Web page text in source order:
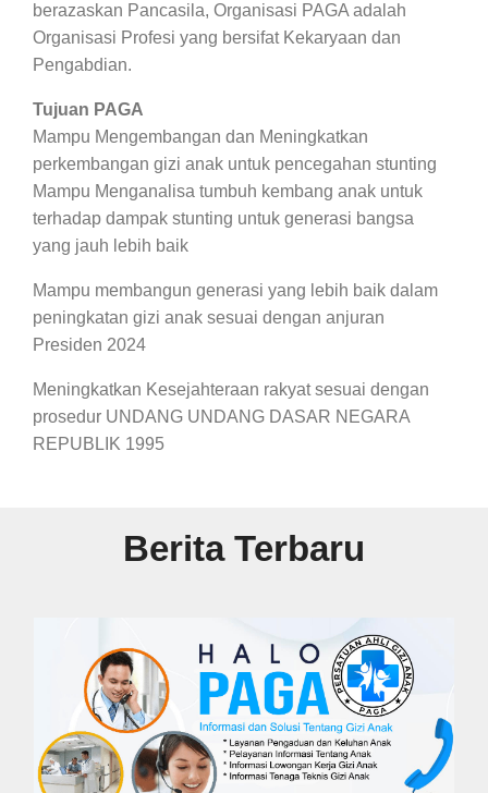
berazaskan Pancasila, Organisasi PAGA adalah
Organisasi Profesi yang bersifat Kekaryaan dan
Pengabdian.
Tujuan PAGA
Mampu Mengembangan dan Meningkatkan
perkembangan gizi anak untuk pencegahan stunting
Mampu Menganalisa tumbuh kembang anak untuk
terhadap dampak stunting untuk generasi bangsa
yang jauh lebih baik
Mampu membangun generasi yang lebih baik dalam
peningkatan gizi anak sesuai dengan anjuran
Presiden 2024
Meningkatkan Kesejahteraan rakyat sesuai dengan
prosedur UNDANG UNDANG DASAR NEGARA
REPUBLIK 1995
Berita Terbaru